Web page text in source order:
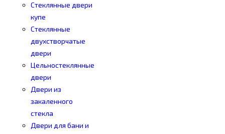
Стеклянные двери
купе
Стеклянные
двухстворчатые
двери
Цельностеклянные
двери
Двери из
закаленного
стекла
Двери для бани и